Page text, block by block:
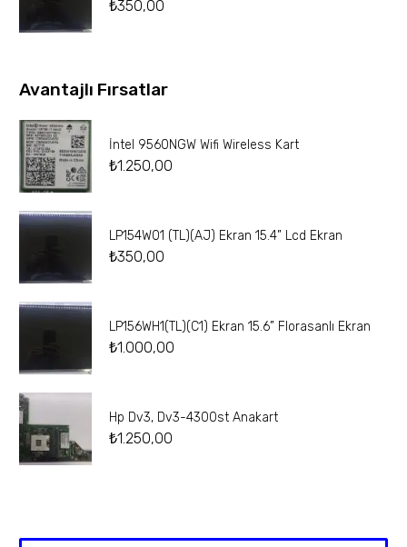
₺350,00
Avantajlı Fırsatlar
İntel 9560NGW Wifi Wireless Kart
₺1.250,00
LP154W01 (TL)(AJ) Ekran 15.4” Lcd Ekran
₺350,00
LP156WH1(TL)(C1) Ekran 15.6” Florasanlı Ekran
₺1.000,00
Hp Dv3, Dv3-4300st Anakart
₺1.250,00